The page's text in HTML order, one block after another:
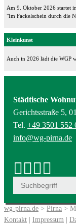
Am 9. Oktober 2026 startet
"Im Fackelschein durch die
Kleinkunst
Auch in 2026 lädt die WGP
Städtische
Gerichtsstraße 5,
Tel. +49 3501 552
info@wg-pirna.de
wg-pirna.de > Pirna >
Kontakt | Impressum |